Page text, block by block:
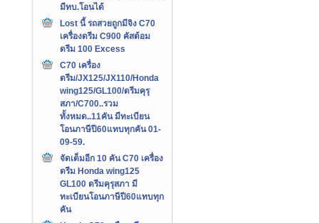
มีทบ.โอนได้
Lost นี้ รถสวยถูกมีจิง C70
เครื่องดรีม C900 คัสต้อม
ดรีม 100 Excess
C70 เครื่อง
ดรีม/JX125/JX110/Honda
wing125/GL100/ดรีมคุรุ
สภา/C700..รวม
ทั้งหมด..11คัน มีทะเบียน
โอนภาษีปี60แทบทุกคัน 01-
09-59.
จัดเต็มอีก 10 คัน C70 เครื่อง
ดรีม Honda wing125
GL100 ดรีมคุรุสภา มี
ทะเบียนโอนภาษีปี60แทบทุก
คัน